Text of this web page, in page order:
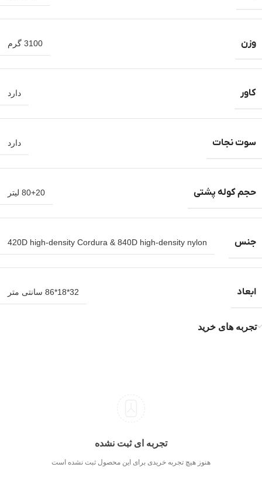
وزن 3100 گرم
کاور دارد
سوت نجات دارد
حجم کوله پشتی 80+20 لیتر
جنس 420D high-density Cordura & 840D high-density nylon
ابعاد 32*18*86 سانتی متر
تجربه های خرید
تجربه ای ثبت نشده
هنوز هیچ تجربه خریدی برای این محصول ثبت نشده است